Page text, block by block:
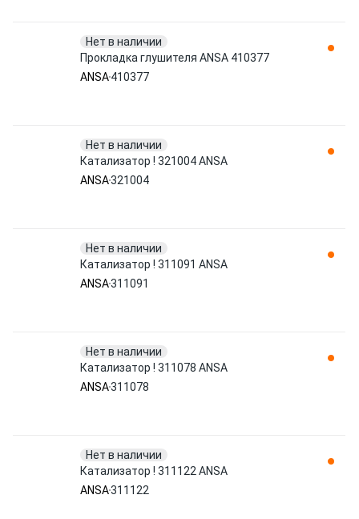
Нет в наличии
Прокладка глушителя ANSA 410377
ANSA410377
Нет в наличии
Катализатор ! 321004 ANSA
ANSA321004
Нет в наличии
Катализатор ! 311091 ANSA
ANSA311091
Нет в наличии
Катализатор ! 311078 ANSA
ANSA311078
Нет в наличии
Катализатор ! 311122 ANSA
ANSA311122